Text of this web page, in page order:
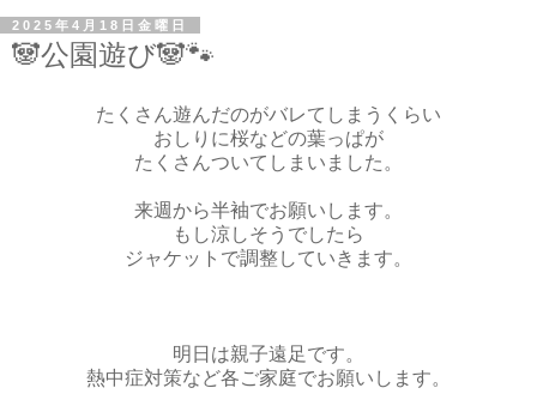
2025年4月18日金曜日
🐼公園遊び🐼🐾
たくさん遊んだのがバレてしまうくらい
おしりに桜などの葉っぱが
たくさんついてしまいました。
来週から半袖でお願いします。
もし涼しそうでしたら
ジャケットで調整していきます。
明日は親子遠足です。
熱中症対策など各ご家庭でお願いします。